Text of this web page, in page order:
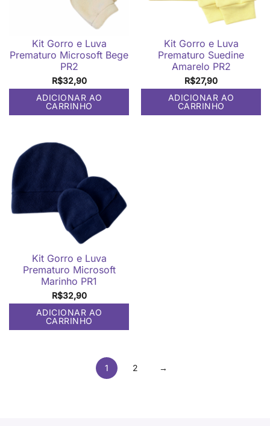
Kit Gorro e Luva
Prematuro Microsoft Bege
PR2
R$32,90
ADICIONAR AO
CARRINHO
Kit Gorro e Luva
Prematuro Suedine
Amarelo PR2
R$27,90
ADICIONAR AO
CARRINHO
Kit Gorro e Luva
Prematuro Microsoft
Marinho PR1
R$32,90
ADICIONAR AO
CARRINHO
1 2 →